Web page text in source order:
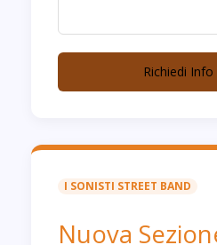
Richiedi Info
I SONISTI STREET BAND
Nuova